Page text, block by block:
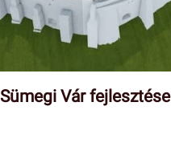
Sümegi Vár fejlesztése